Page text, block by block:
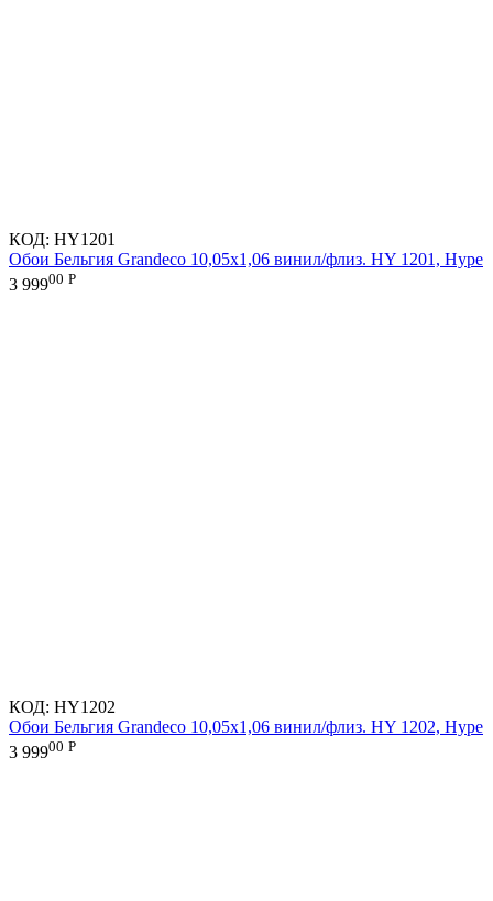
КОД: HY1201
Обои Бельгия Grandeco 10,05х1,06 винил/флиз. HY 1201, Hype
3 99900 Р
КОД: HY1202
Обои Бельгия Grandeco 10,05х1,06 винил/флиз. HY 1202, Hype
3 99900 Р